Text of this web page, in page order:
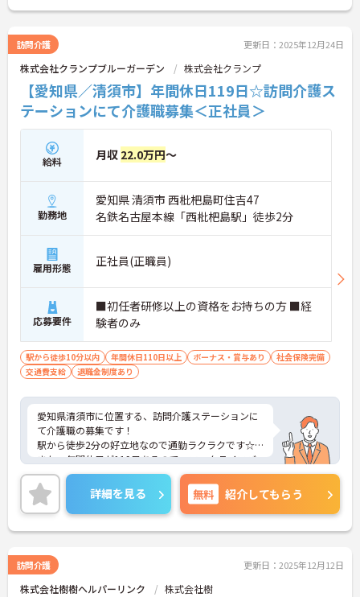
さらに、患者様の看護を医師の隣で行うのはもちろ
んのこと、多職種の連携を行いながら、看護師主導
で1人1人の患者様の包括ケアの中心の担えることが
やりがいです。
ご興味をお持ちの方には詳細の情報や面接のポイン
トをお伝えしますのでお気軽にお問い合わせくださ
いませ。
訪問介護 更新日：2025年12月24日
株式会社クランプブルーガーデン 株式会社クランプ
【愛知県／清須市】年間休日119日☆訪問介護ス
テーションにて介護職募集＜正社員＞
給料 月収 22.0万円～
勤務地
愛知県 清須市 西枇杷島町住吉47
名鉄名古屋本線「西枇杷島駅」徒歩2分
雇用形態 正社員(正職員)
応募要件
■初任者研修以上の資格をお持ちの方 ■経
験者のみ
駅から徒歩10分以内 年間休日110日以上 ボーナス・賞与あり
社会保険完備
交通費支給
退職金制度あり
愛知県清須市に位置する、訪問介護ステーションに
て介護職の募集です！
駅から徒歩2分の好立地なので通勤ラクラクです☆
また、年間休日が119日あるので、ワークライフバ
ランスが叶います♪
ご興味のある方には、面接対策ポイントなど、さら
に詳細をお話しいたしますのでお気軽にご相談くだ
さい！
詳細を見る 無料 紹介してもらう
訪問介護 更新日：2025年12月12日
株式会社樹樹ヘルパーリンク 株式会社樹